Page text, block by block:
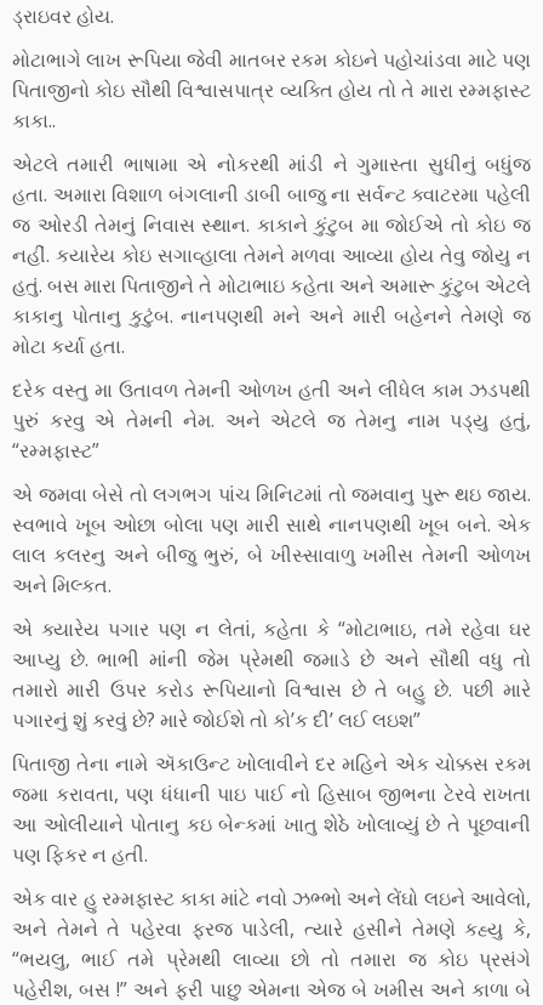
ડ્રાઇવર હોય.
મોટાભાગે લાખ રૂપિયા જેવી માતબર રકમ કોઇને પહોચાંડવા માટે પણ
પિતાજીનો કોઇ સૌથી વિશ્વાસપાત્ર વ્યક્તિ હોય તો તે મારા રમ્મફાસ્ટ
કાકા..
એટલે તમારી ભાષામા એ નોકરથી માંડી ને ગુમાસ્તા સુધીનું બધુંજ
હતા. અમારા વિશાળ બંગલાની ડાબી બાજુ ના સર્વન્ટ ક્વાટરમા પહેલી
જ ઓરડી તેમનું નિવાસ સ્થાન. કાકાને કુંટુબ મા જોઈએ તો કોઇ જ
નહીં. કયારેય કોઇ સગાવ્હાલા તેમને મળવા આવ્યા હોય તેવુ જોયુ ન
હતું. બસ મારા પિતાજીને તે મોટાભાઇ કહેતા અને અમારૂ કુંટુબ એટલે
કાકાનુ પોતાનુ કુટુંબ. નાનપણથી મને અને મારી બહેનને તેમણે જ
મોટા કર્યા હતા.
દરેક વસ્તુ મા ઉતાવળ તેમની ઓળખ હતી અને લીધેલ કામ ઝડપથી
પુરું કરવુ એ તેમની નેમ. અને એટલે જ તેમનુ નામ પડ્યુ હતું,
“રમ્મફાસ્ટ”
એ જમવા બેસે તો લગભગ પાંચ મિનિટમાં તો જમવાનુ પુરૂ થઇ જાય.
સ્વભાવે ખૂબ ઓછા બોલા પણ મારી સાથે નાનપણથી ખૂબ બને. એક
લાલ કલરનુ અને બીજુ ભુરું, બે ખીસ્સાવાળુ ખમીસ તેમની ઓળખ
અને મિલ્કત.
એ ક્યારેય પગાર પણ ન લેતાં, કહેતા કે “મોટાભાઇ, તમે રહેવા ઘર
આપ્યુ છે. ભાભી માંની જેમ પ્રેમથી જમાડે છે અને સૌથી વધુ તો
તમારો મારી ઉપર કરોડ રૂપિયાનો વિશ્વાસ છે તે બહુ છે. પછી મારે
પગારનું શું કરવું છે? મારે જોઈશે તો કો’ક દી’ લઈ લઇશ”
પિતાજી તેના નામે ઍકાઉન્ટ ખોલાવીને દર મહિને એક ચોક્કસ રકમ
જમા કરાવતા, પણ ધંધાની પાઇ પાઈ નો હિસાબ જીભના ટેરવે રાખતા
આ ઓલીયાને પોતાનુ કઇ બેન્કમાં ખાતુ શેઠે ખોલાવ્યું છે તે પૂછવાની
પણ ફિકર ન હતી.
એક વાર હુ રમ્મફાસ્ટ કાકા માંટે નવો ઝભ્ભો અને લેંઘો લઇને આવેલો,
અને તેમને તે પહેરવા ફરજ પાડેલી, ત્યારે હસીને તેમણે કહ્યુ કે,
“ભયલુ, ભાઈ તમે પ્રેમથી લાવ્યા છો તો તમારા જ કોઇ પ્રસંગે
પહેરીશ, બસ !” અને ફરી પાછુ એમના એજ બે ખમીસ અને કાળા બે